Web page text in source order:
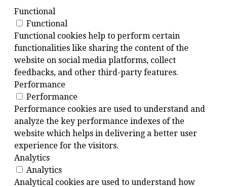
Functional
Functional
Functional cookies help to perform certain
functionalities like sharing the content of the
website on social media platforms, collect
feedbacks, and other third-party features.
Performance
Performance
Performance cookies are used to understand and
analyze the key performance indexes of the
website which helps in delivering a better user
experience for the visitors.
Analytics
Analytics
Analytical cookies are used to understand how